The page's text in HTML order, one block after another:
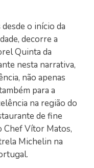
o início da
decorre a
Quinta da
nesta narrativa,
não apenas
para a
na região do
de fine
Chef Vítor Matos,
Michelin na